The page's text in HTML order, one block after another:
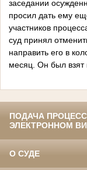
заседании
просил дать ему
участников
суд принял
направить его в
месяц. Он был взят
ПОДАЧА
ЭЛЕКТРОННОМ
О СУДЕ